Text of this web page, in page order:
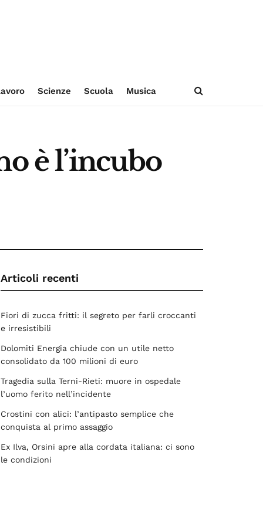
Scienze Scuola Musica
è l’incubo
Articoli recenti
Fiori di zucca fritti: il segreto per farli croccanti
e irresistibili
Dolomiti Energia chiude con un utile netto
consolidato da 100 milioni di euro
Tragedia sulla Terni-Rieti: muore in ospedale
l’uomo ferito nell’incidente
Crostini con alici: l’antipasto semplice che
conquista al primo assaggio
Ex Ilva, Orsini apre alla cordata italiana: ci sono
le condizioni